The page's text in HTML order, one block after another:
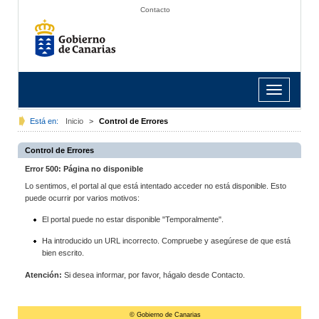
Contacto
Toggle
navigation
Está en: Inicio > Control de Errores
Control de Errores
Error 500: Página no disponible
Lo sentimos, el portal al que está intentado acceder no está disponible. Esto
puede ocurrir por varios motivos:
El portal puede no estar disponible "Temporalmente".
Ha introducido un URL incorrecto. Compruebe y asegúrese de que está
bien escrito.
Atención: Si desea informar, por favor, hágalo desde Contacto.
© Gobierno de Canarias